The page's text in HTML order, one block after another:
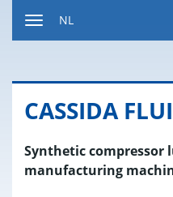
inhoud
NL
CAS­SI­DA
Synthetic compressor
manufacturing